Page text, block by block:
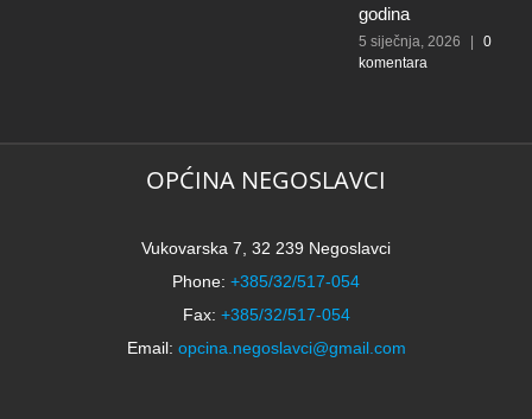
godina
5 siječnja, 2026
0
komentara
OPĆINA NEGOSLAVCI
Vukovarska 7, 32 239 Negoslavci
Phone: +385/32/517-054
Fax: +385/32/517-054
Email: opcina.negoslavci@gmail.com